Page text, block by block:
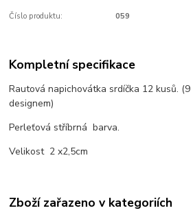
Číslo produktu: 059
Kompletní specifikace
Rautová napichovátka srdíčka 12 kusů.
designem)
Perleťová stříbrná barva.
Velikost 2 x2,5cm
Zboží zařazeno v kategoriích